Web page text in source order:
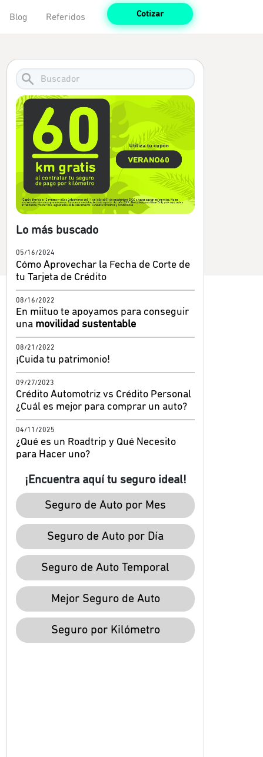
Cotizar
Blog Referidos
Lo más buscado
05/16/2024
Cómo Aprovechar la Fecha de Corte de
tu Tarjeta de Crédito
08/16/2022
En miituo te apoyamos para conseguir
una movilidad sustentable
08/21/2022
¡Cuida tu patrimonio!
09/27/2023
Crédito Automotriz vs Crédito Personal
¿Cuál es mejor para comprar un auto?
04/11/2025
¿Qué es un Roadtrip y Qué Necesito
para Hacer uno?
¡Encuentra aquí tu seguro ideal!
Seguro de Auto por Mes
Seguro de Auto por Día
Seguro de Auto Temporal
Mejor Seguro de Auto
Seguro por Kilómetro